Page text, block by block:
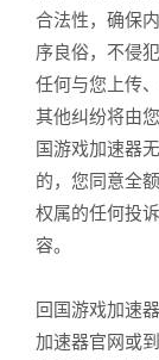
合法性，确保
序良俗，不侵
任何与您上传
其他纠纷将由
国游戏加速器
的，您同意全
权属的任何投
容。
回国游戏加速
加速器官网或